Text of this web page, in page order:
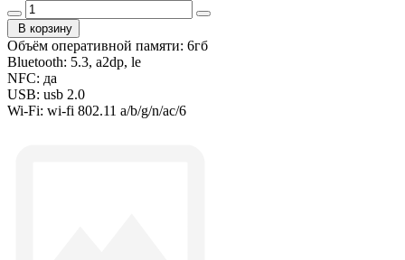
В корзину
Объём оперативной памяти: 6гб
Bluetooth: 5.3, a2dp, le
NFC: да
USB: usb 2.0
Wi-Fi: wi-fi 802.11 a/b/g/n/ac/6